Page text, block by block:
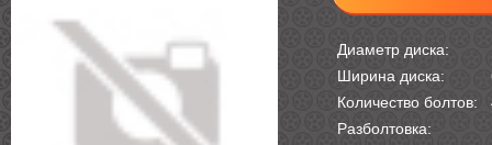
Диаметр диска:
Ширина диска:
Количество болтов:
Разболтовка: